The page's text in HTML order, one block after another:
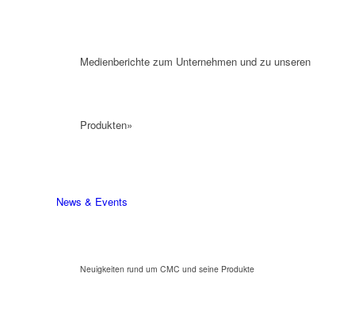
Medienberichte zum Unternehmen und zu unseren
Produkten»
News & Events
Neuigkeiten rund um CMC und seine Produkte